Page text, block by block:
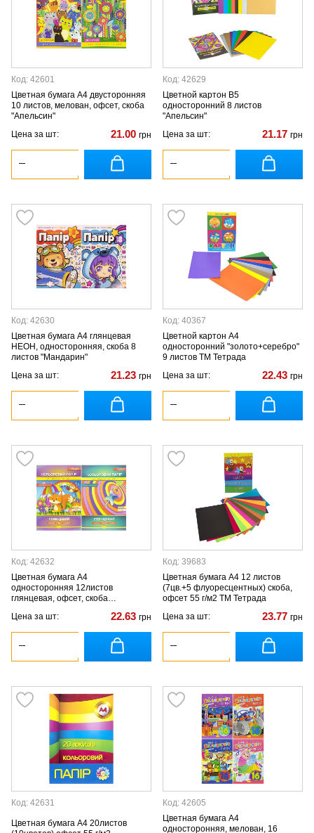
Код: 42601
Цветная бумага А4 двусторонняя
10 листов, мелован, офсет, скоба
"Апельсин"
Цена за шт:
21.00 грн
Код: 42629
Цветной картон B5
односторонний 8 листов
"Апельсин"
Цена за шт:
21.17 грн
Код: 42630
Цветная бумага А4 глянцевая
НЕОН, односторонняя, скоба 8
листов "Мандарин"
Цена за шт:
21.23 грн
Код: 40367
Цветной картон А4
односторонний "золото+серебро"
9 листов ТМ Тетрада
Цена за шт:
22.43 грн
Код: 42632
Цветная бумага А4
односторонняя 12листов
глянцевая, офсет, скоба
Цена за шт: 22.63 грн
Код: 39683
Цветная бумага А4 12 листов
(7цв.+5 флуоресцентных) скоба,
офсет 55 г/м2 ТМ Тетрада
Цена за шт:
23.77 грн
Код: 42631
Цветная бумага А4 20листов
Код: 42605
Цветная бумага А4
односторонняя, мелован, 16